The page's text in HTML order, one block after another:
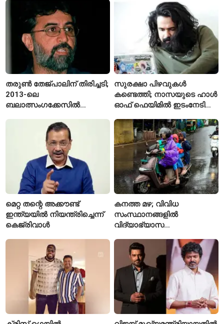
ലക്ഷണമെന്ന് വിദഗ്ധർ
തരുൺ തേജ്പാലിന് തിരിച്ചടി;
2013-ലെ
ബലാത്സംഗക്കേസിൽ
ഹൈക്കോടതി
സുരക്ഷാ പിഴവുകൾ
കണ്ടെത്തി; നാസയുടെ ഹാൾ
ഓഫ് ഫെയിമിൽ ഇടംനേടി
മെറ്റ തന്റെ അക്കൗണ്ട്
ഇന്ത്യയിൽ നിയന്ത്രിച്ചെന്ന്
കെജ്‌രിവാൾ
കനത്ത മഴ; വിവിധ
സംസ്ഥാനങ്ങളിൽ
വിദ്യാഭ്യാസ
പ്രഖ്യാപിച്ചു